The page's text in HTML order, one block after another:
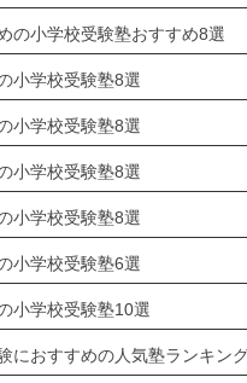
の小学校受験塾おすすめ8選
小学校受験塾8選
小学校受験塾8選
小学校受験塾8選
小学校受験塾8選
小学校受験塾6選
小学校受験塾10選
におすすめの人気塾ランキング